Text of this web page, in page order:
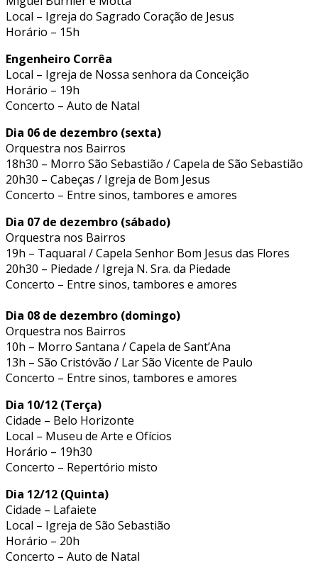
Local – Igreja do Sagrado Coração de Jesus
Horário – 15h
Engenheiro Corrêa
Local – Igreja de Nossa senhora da Conceição
Horário – 19h
Concerto – Auto de Natal
Dia 06 de dezembro (sexta)
Orquestra nos Bairros
18h30 – Morro São Sebastião / Capela de São Sebastião
20h30 – Cabeças / Igreja de Bom Jesus
Concerto – Entre sinos, tambores e amores
Dia 07 de dezembro (sábado)
Orquestra nos Bairros
19h – Taquaral / Capela Senhor Bom Jesus das Flores
20h30 – Piedade / Igreja N. Sra. da Piedade
Concerto – Entre sinos, tambores e amores
Dia 08 de dezembro (domingo)
Orquestra nos Bairros
10h – Morro Santana / Capela de Sant’Ana
13h – São Cristóvão / Lar São Vicente de Paulo
Concerto – Entre sinos, tambores e amores
Dia 10/12 (Terça)
Cidade – Belo Horizonte
Local – Museu de Arte e Ofícios
Horário – 19h30
Concerto – Repertório misto
Dia 12/12 (Quinta)
Cidade – Lafaiete
Local – Igreja de São Sebastião
Horário – 20h
Concerto – Auto de Natal